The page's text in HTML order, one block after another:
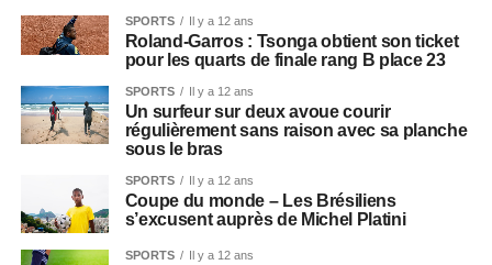
SPORTS Il y a 12 ans
Roland-Garros : Tsonga obtient son ticket
pour les quarts de finale rang B place 23
SPORTS Il y a 12 ans
Un surfeur sur deux avoue courir
régulièrement sans raison avec sa planche
sous le bras
SPORTS Il y a 12 ans
Coupe du monde – Les Brésiliens
s’excusent auprès de Michel Platini
SPORTS Il y a 12 ans